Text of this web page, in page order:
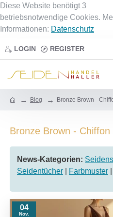
Diese Website benötigt 3
betriebsnotwendige Cookies.
Informationen: Datenschutz
LOGIN REGISTER
Blog Bronze Brown -
Bronze Brown - Chiffon
News-Kategorien:
Seidentücher
Farbmuster
04
Nov.